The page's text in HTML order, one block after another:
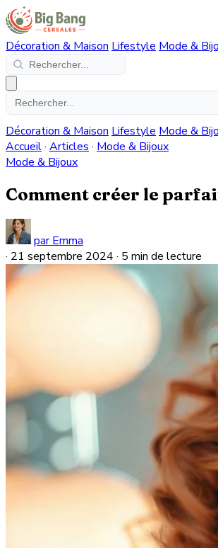
Décoration & Maison Lifestyle Mode &
Décoration & Maison Lifestyle Mode &
Accueil· Articles · Mode & Bijoux
Mode & Bijoux
Comment créer le
par Emma
· 21 septembre 2024 · 5 min de lecture